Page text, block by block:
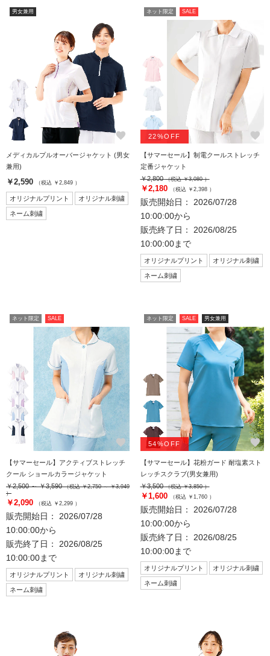
男女兼用
favorite
メディカルプルオーバージャケット (男女
兼用)
￥2,590 （税込 ￥2,849 ）
オリジナルプリント オリジナル刺繍
ネーム刺繍
ネット限定 SALE
22%OFF favorite
【サマーセール】制電クールストレッチ
定番ジャケット
￥2,800（税込 ￥3,080 ）
￥2,180 （税込 ￥2,398 ）
販売開始日： 2026/07/28
10:00:00から
販売終了日： 2026/08/25
10:00:00まで
オリジナルプリント オリジナル刺繍
ネーム刺繍
ネット限定 SALE
favorite
【サマーセール】アクティブストレッチ
クール ショールカラージャケット
￥2,500 ～ ￥3,590（税込 ￥2,750 ～ ￥3,949
）
￥2,090 （税込 ￥2,299 ）
販売開始日： 2026/07/28
10:00:00から
販売終了日： 2026/08/25
10:00:00まで
オリジナルプリント オリジナル刺繍
ネーム刺繍
ネット限定 SALE 男女兼用
54%OFF favorite
【サマーセール】花粉ガード 耐塩素スト
レッチスクラブ(男女兼用)
￥3,500（税込 ￥3,850 ）
￥1,600 （税込 ￥1,760 ）
販売開始日： 2026/07/28
10:00:00から
販売終了日： 2026/08/25
10:00:00まで
オリジナルプリント オリジナル刺繍
ネーム刺繍